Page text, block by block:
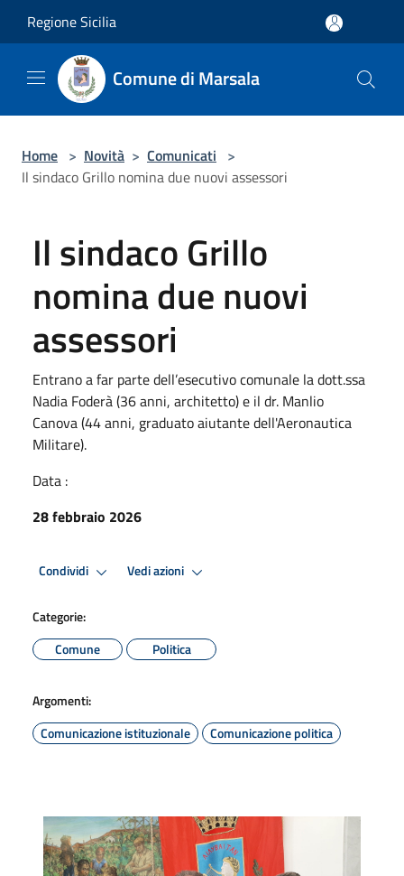
Regione Sicilia
Comune di Marsala
Home > Novità > Comunicati >
Il sindaco Grillo nomina due nuovi assessori
Il sindaco Grillo
nomina due nuovi
assessori
Entrano a far parte dell’esecutivo comunale la dott.ssa
Nadia Foderà (36 anni, architetto) e il dr. Manlio
Canova (44 anni, graduato aiutante dell'Aeronautica
Militare).
Data :
28 febbraio 2026
Condividi Vedi azioni
Categorie:
Comune
Politica
Argomenti:
Comunicazione istituzionale
Comunicazione politica